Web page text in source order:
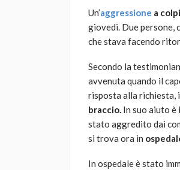
Un’aggressione a
giovedì. Due persone,
che stava facendo
Secondo la
avvenuta quando il
risposta alla richiesta,
braccio. In suo aiuto è
stato aggredito dai
si trova ora in
In ospedale è stato
VARIE
god